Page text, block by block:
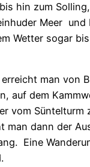
hin zum
Meer und
Wetter sogar
man von
auf dem
vom Süntelturm
man dann der
Eine